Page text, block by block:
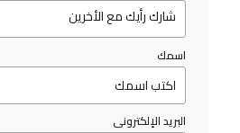
اسمك
البريد الإلكترونى